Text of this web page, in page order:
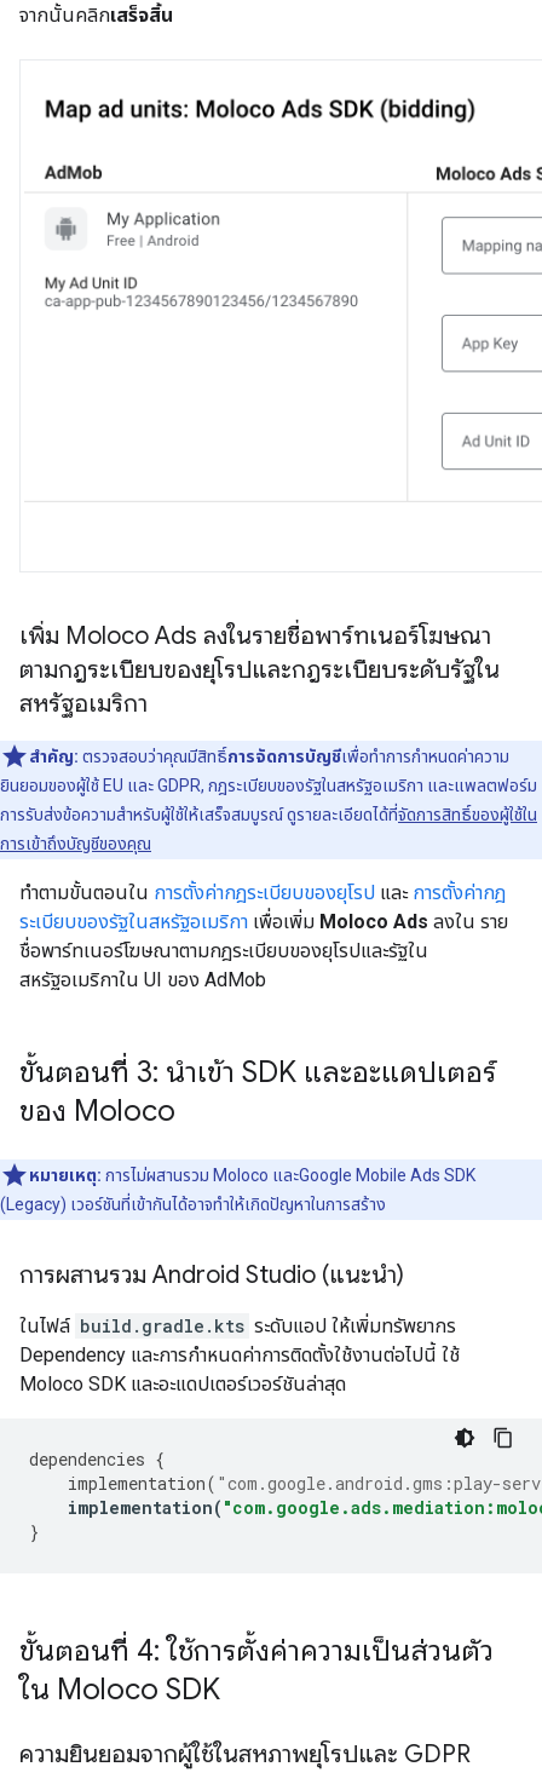
จากนั้นคลิกเสร็จสิ้น
เพิ่ม Moloco Ads ลงในรายชื่อพาร์ทเนอร์โฆษณา
ตามกฎระเบียบของยุโรปและกฎระเบียบระดับรัฐใน
สหรัฐอเมริกา
สำคัญ: ตรวจสอบว่าคุณมีสิทธิ์การจัดการบัญชีเพื่อทำการกำหนดค่าความ
ยินยอมของผู้ใช้ EU และ GDPR, กฎระเบียบของรัฐในสหรัฐอเมริกา และแพลตฟอร์ม
การรับส่งข้อความสำหรับผู้ใช้ให้เสร็จสมบูรณ์ ดูรายละเอียดได้ที่จัดการสิทธิ์ของผู้ใช้ใน
การเข้าถึงบัญชีของคุณ
ทําตามขั้นตอนใน การตั้งค่ากฎระเบียบของยุโรป และ การตั้งค่ากฎ
ระเบียบของรัฐในสหรัฐอเมริกา เพื่อเพิ่ม Moloco Ads ลงใน ราย
ชื่อพาร์ทเนอร์โฆษณาตามกฎระเบียบของยุโรปและรัฐใน
สหรัฐอเมริกาใน UI ของ AdMob
ขั้นตอนที่ 3: นำเข้า SDK และอะแดปเตอร์
ของ Moloco
หมายเหตุ: การไม่ผสานรวม Moloco และGoogle Mobile Ads SDK
(Legacy) เวอร์ชันที่เข้ากันได้อาจทำให้เกิดปัญหาในการสร้าง
การผสานรวม Android Studio (แนะนํา)
ในไฟล์ build.gradle.kts ระดับแอป ให้เพิ่มทรัพยากร
Dependency และการกำหนดค่าการติดตั้งใช้งานต่อไปนี้ ใช้
Moloco SDK และอะแดปเตอร์เวอร์ชันล่าสุด
dependencies {
implementation( "com.google.android.gms:play-
implementation(
}
ขั้นตอนที่ 4: ใช้การตั้งค่าความเป็นส่วนตัว
ใน Moloco SDK
ความยินยอมจากผู้ใช้ในสหภาพยุโรปและ GDPR